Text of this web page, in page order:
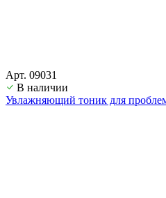
Арт. 09031
В наличии
Увлажняющий тоник для